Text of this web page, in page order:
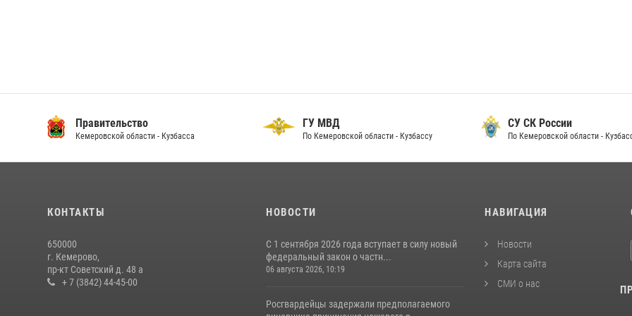
Правительство
Кемеровской области - Кузбасса
ГУ МВД
По Кемеровской области - Кузбассу
СУ СК России
По Кемеровской области -
КОНТАКТЫ
650000
г. Кемерово,
пр-кт Советский д. 48 а
+ 7 (3842) 44-45-00
НОВОСТИ
С 1 сентября 2026 года вступает в силу новый
федеральный закон о частн...
06 августа 2026, 10:19
Росгвардейцы задержали предполагаемого
НАВИГАЦИЯ
Новости
Карта сайта
СМИ о нас